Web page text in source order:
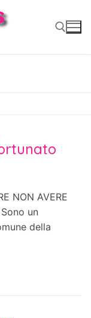
NON AVERE
un
della